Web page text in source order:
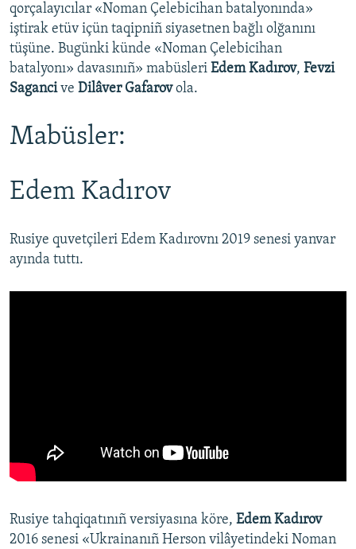
qorçalayıcılar «Noman Çelebicihan batalyonında»
iştirak etüv içün taqipniñ siyasetnen bağlı olğanını
tüşüne. Bugünki künde «Noman Çelebicihan
batalyonı» davasınıñ» mabüsleri Edem Kadırov, Fevzi
Sagancive Dilâver Gafarovola.
Mabüsler:
Edem Kadırov
Rusiye quvetçileri Edem Kadırovnı 2019 senesi yanvar
ayında tuttı.
Rusiye tahqiqatınıñ versiyasına köre, Edem Kadırov
2016 senesi «Ukrainanıñ Herson vilâyetindeki Noman